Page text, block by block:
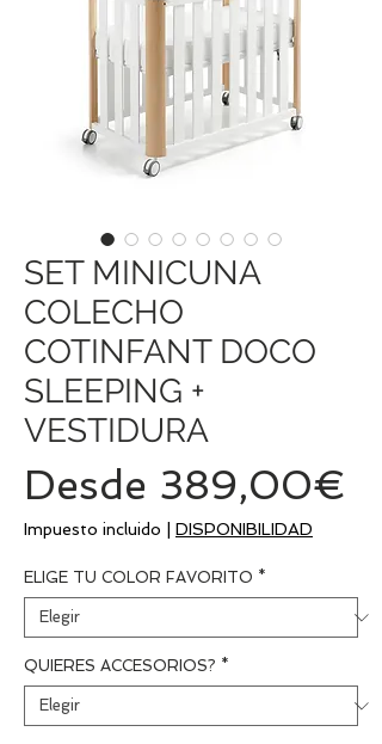
SET MINICUNA
COLECHO
COTINFANT DOCO
SLEEPING +
VESTIDURA
Desde 389,00€
Impuesto incluido DISPONIBILIDAD
ELIGE TU COLOR FAVORITO *
QUIERES ACCESORIOS? *